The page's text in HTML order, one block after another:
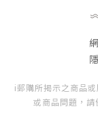
i郵購所揭示之商品
或商品問題，